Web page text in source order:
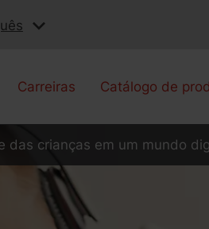
Carreiras Catálogo de
das crianças em um mundo